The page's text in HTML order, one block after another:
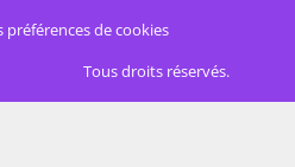
préférences de cookies
Tous droits réservés.